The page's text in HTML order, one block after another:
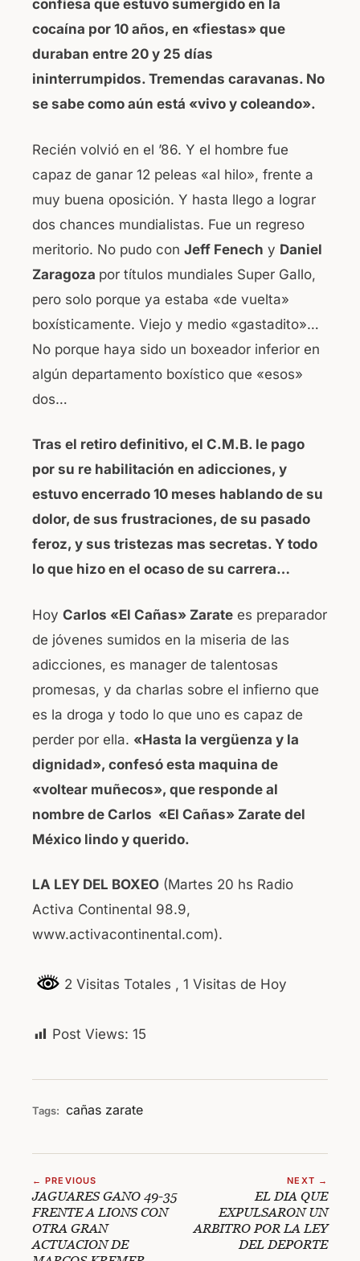
confiesa que estuvo sumergido en la
cocaína por 10 años, en «fiestas» que
duraban entre 20 y 25 días
ininterrumpidos. Tremendas caravanas. No
se sabe como aún está «vivo y coleando».
Recién volvió en el ’86. Y el hombre fue
capaz de ganar 12 peleas «al hilo», frente a
muy buena oposición. Y hasta llego a lograr
dos chances mundialistas. Fue un regreso
meritorio. No pudo con Jeff Fenech y Daniel
Zaragoza por títulos mundiales Super Gallo,
pero solo porque ya estaba «de vuelta»
boxísticamente. Viejo y medio «gastadito»…
No porque haya sido un boxeador inferior en
algún departamento boxístico que «esos»
dos…
Tras el retiro definitivo, el C.M.B. le pago
por su re habilitación en adicciones, y
estuvo encerrado 10 meses hablando de su
dolor, de sus frustraciones, de su pasado
feroz, y sus tristezas mas secretas. Y todo
lo que hizo en el ocaso de su carrera…
Hoy Carlos «El Cañas» Zarate es preparador
de jóvenes sumidos en la miseria de las
adicciones, es manager de talentosas
promesas, y da charlas sobre el infierno que
es la droga y todo lo que uno es capaz de
perder por ella. «Hasta la vergüenza y la
dignidad», confesó esta maquina de
«voltear muñecos», que responde al
nombre de Carlos «El Cañas» Zarate del
México lindo y querido.
LA LEY DEL BOXEO (Martes 20 hs Radio
Activa Continental 98.9,
www.activacontinental.com).
2 Visitas Totales , 1 Visitas de Hoy
Post Views: 15
Tags: cañas zarate
← PREVIOUS
JAGUARES GANO 49-35
FRENTE A LIONS CON
OTRA GRAN
ACTUACION DE
NEXT →
EL DIA QUE
EXPULSARON UN
ARBITRO POR LA LEY
DEL DEPORTE